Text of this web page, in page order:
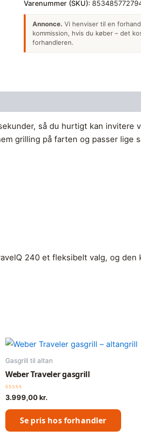
Varenummer (SKU):
Annonce. Vi henviser til en
kommission, hvis du køber – det
forhandleren.
så du hurtigt kan invitere
grilling på farten og passer lige
240 et fleksibelt valg, og
Gasgrill til altan
Weber Traveler gasgrill
Vurderet
0
ud
af
3.999,00kr.
Se pris hos forhandler